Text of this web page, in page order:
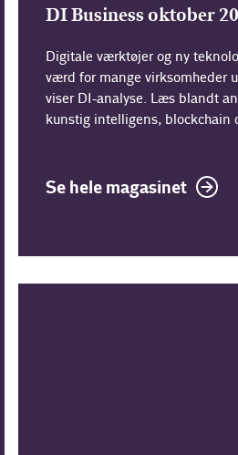
DI Business oktober
Digitale værktøjer og ny
værd for mange virksomheder
viser DI-analyse. Læs blandt
kunstig intelligens, blockchain
Se hele magasinet